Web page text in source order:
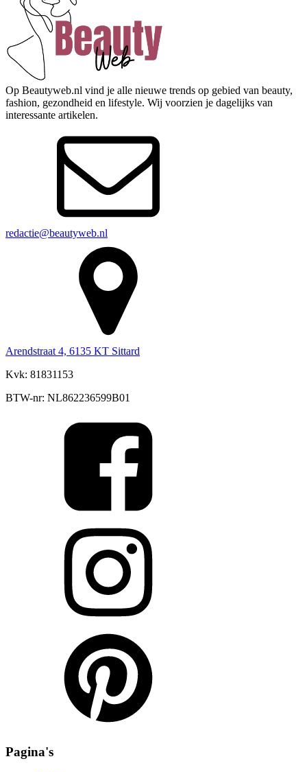
Op Beautyweb.nl vind je alle nieuwe trends op gebied van beauty,
fashion, gezondheid en lifestyle. Wij voorzien je dagelijks van
interessante artikelen.
redactie@beautyweb.nl
Arendstraat 4, 6135 KT Sittard
Kvk: 81831153
BTW-nr: NL862236599B01
Pagina's